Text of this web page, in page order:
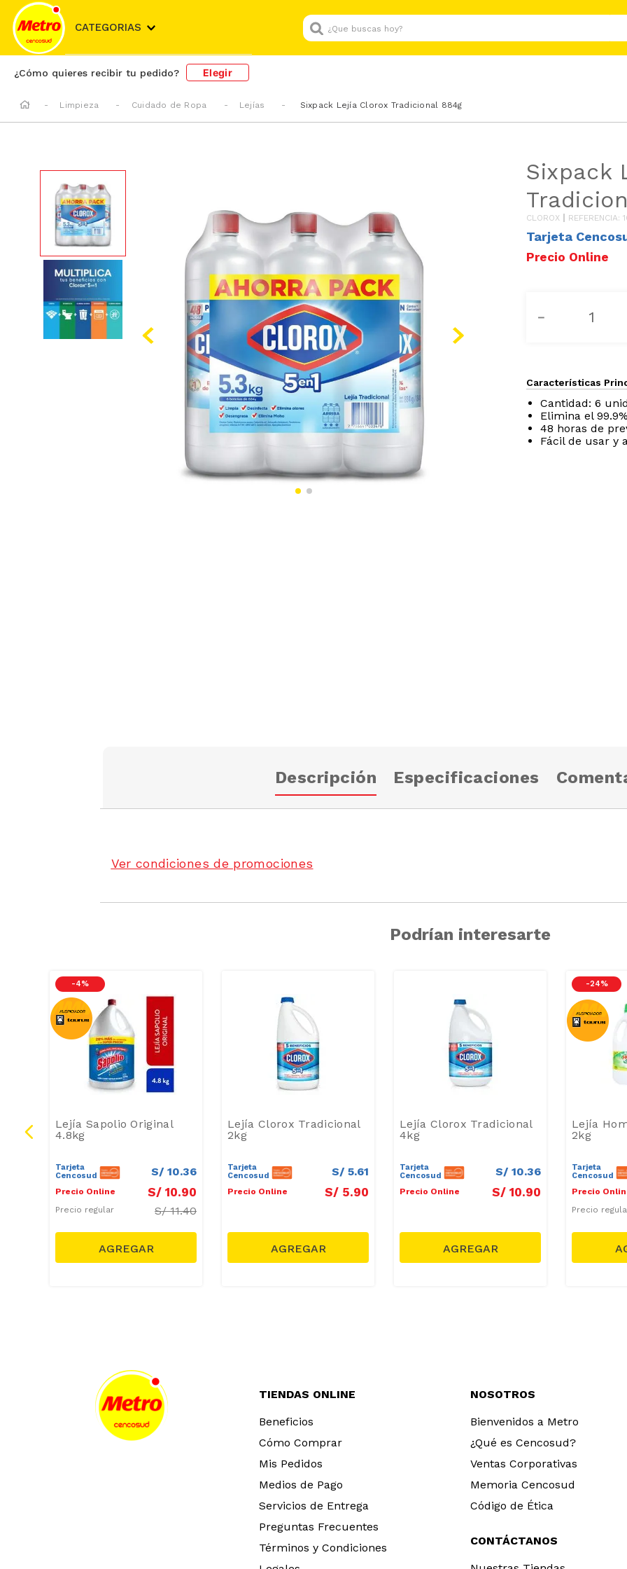
CATEGORIAS
¿Que buscas hoy?
¿Cómo quieres recibir tu pedido? Elegir
Limpieza Cuidado de Ropa Lejías Sixpack Lejía Clorox Tradicional 884g
Sixpack
CLOROX REFERENCIA:
Tarjeta
－
Características
Cantidad: 6
Elimina el
48 horas de
Fácil de usar y
Descripción Especificaciones
Ver condiciones de promociones
Podrían interesarte
-4 %
Lejía Sapolio Original
4.8kg
Tarjeta
Cencosud
S/ 10.36
Precio Online S/ 10.90
Precio regular S/11.40
Lejía Clorox Tradicional
2kg
Tarjeta
Cencosud
S/ 5.61
Precio Online S/ 5.90
Lejía Clorox Tradicional
4kg
Tarjeta
Cencosud
S/ 10.36
Precio Online S/ 10.90
-24 %
Lejía
2kg
Tarjeta
Cencosud
Precio
Precio
TIENDAS ONLINE
Beneficios
Cómo Comprar
Mis Pedidos
Medios de Pago
Servicios de Entrega
Preguntas Frecuentes
Términos y Condiciones
NOSOTROS
Bienvenidos a Metro
¿Qué es Cencosud?
Ventas Corporativas
Memoria Cencosud
Código de Ética
CONTÁCTANOS